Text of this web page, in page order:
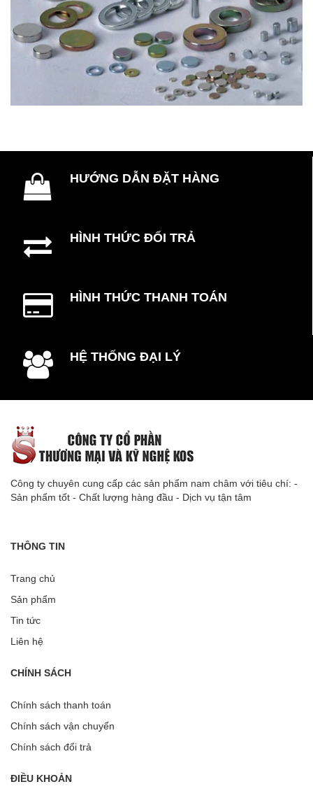
HƯỚNG DẪN ĐẶT HÀNG
HÌNH THỨC ĐỔI TRẢ
HÌNH THỨC THANH TOÁN
HỆ THỐNG ĐẠI LÝ
Công ty chuyên cung cấp các sản phẩm nam châm với tiêu chí: -
Sản phẩm tốt - Chất lượng hàng đầu - Dịch vụ tận tâm
THÔNG TIN
Trang chủ
Sản phẩm
Tin tức
Liên hệ
CHÍNH SÁCH
Chính sách thanh toán
Chính sách vận chuyển
Chính sách đổi trả
ĐIỀU KHOẢN